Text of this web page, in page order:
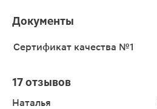
Документы
Сертификат качества №1
17 отзывов
Наталья